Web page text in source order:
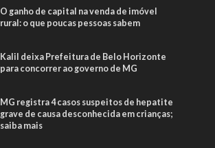
O ganho de capital na venda de imóvel
rural: o que poucas pessoas sabem
Kalil deixa Prefeitura de Belo Horizonte
para concorrer ao governo de MG
MG registra 4 casos suspeitos de hepatite
grave de causa desconhecida em crianças;
saiba mais